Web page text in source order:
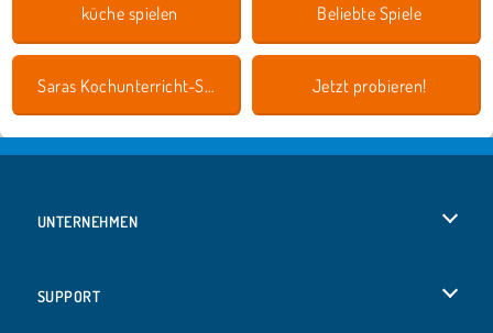
küche spielen Beliebte Spiele
Saras Kochunterricht-Spiele Jetzt probieren!
UNTERNEHMEN
SUPPORT